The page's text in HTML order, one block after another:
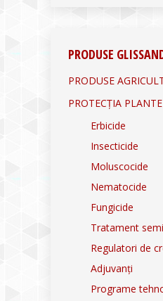
PRODUSE
PRODUSE
PROTECȚIA
Erbicide
Insecticide
Moluscocide
Nematocide
Fungicide
Tratament
Regulatori de
Adjuvanți
Programe